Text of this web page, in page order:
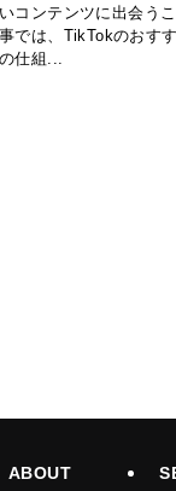
コンテンツに出会うこ
では、TikTokのおすす
仕組...
ABOUT